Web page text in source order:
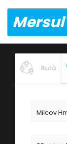
Rută
Milcov